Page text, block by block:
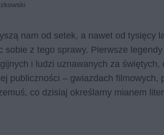
nam od setek, a nawet od tysięcy
sobie z tego sprawy. Pierwsze
i ludzi uznawanych za
publiczności – gwiazdach filmowych,
co dzisiaj określamy mianem